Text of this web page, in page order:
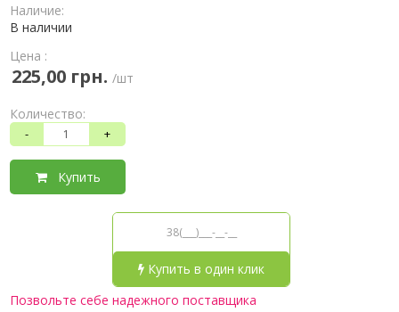
Наличие:
В наличии
Цена :
225,00 грн. /шт
Количество:
- +
Купить
Купить в один клик
Позвольте себе надежного поставщика